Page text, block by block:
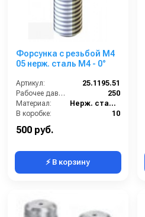
Форсунка с резьбой M4
05 нерж. сталь M4 - 0°
Артикул:
25.1195.51
Рабочее давление (бар):
250
Материал:
Нерж. сталь 304
В коробке:
10
500 руб.
⚡ В корзину